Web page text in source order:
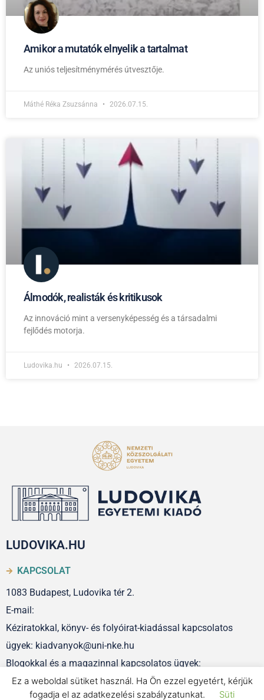
Amikor a mutatók elnyelik a tartalmat
Az uniós teljesítménymérés útvesztője.
Máthé Réka Zsuzsánna 2026.07.15.
Álmodók, realisták és kritikusok
Az innováció mint a versenyképesség és a társadalmi
fejlődés motorja.
Ludovika.hu 2026.07.15.
LUDOVIKA.HU
KAPCSOLAT
1083 Budapest, Ludovika tér 2.
E-mail:
Kéziratokkal, könyv- és folyóirat-kiadással kapcsolatos
ügyek: kiadvanyok@uni-nke.hu
Blogokkal és a magazinnal kapcsolatos ügyek:
szerkesztoseg@uni-nke.hu
Ez a weboldal sütiket használ. Ha Ön ezzel egyetért, kérjük
fogadja el az adatkezelési szabályzatunkat.
Süti